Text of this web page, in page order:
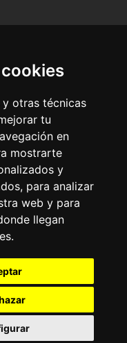
otras técnicas
tu
en
mostrarte
y
para analizar
web y para
llegan